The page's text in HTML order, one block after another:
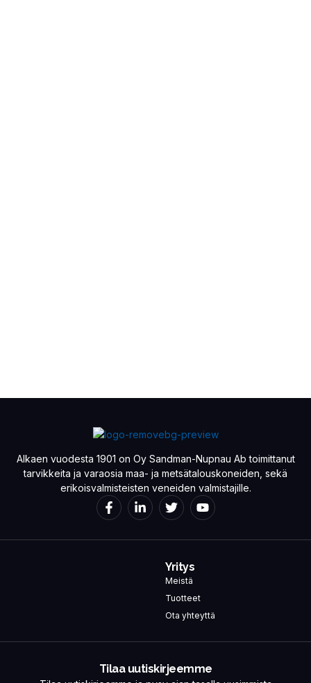
Alkaen vuodesta 1901 on Oy Sandman-Nupnau Ab toimittanut
tarvikkeita ja varaosia maa- ja metsätalouskoneiden, sekä
erikoisvalmisteisten veneiden valmistajille.
Yritys
Meistä
Tuotteet
Ota yhteyttä
Tilaa uutiskirjeemme